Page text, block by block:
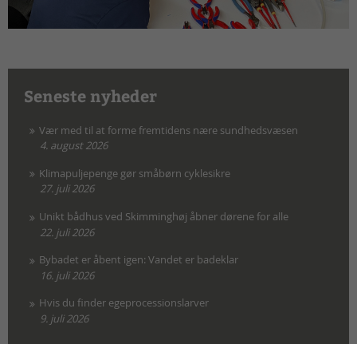
Seneste nyheder
Vær med til at forme fremtidens nære sundhedsvæsen
4. august 2026
Klimapuljepenge gør småbørn cyklesikre
27. juli 2026
Unikt bådhus ved Skimminghøj åbner dørene for alle
22. juli 2026
Bybadet er åbent igen: Vandet er badeklar
16. juli 2026
Hvis du finder egeprocessionslarver
9. juli 2026